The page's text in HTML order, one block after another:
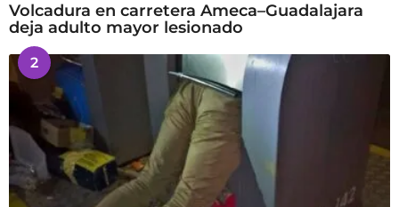
Volcadura en carretera Ameca–Guadalajara
deja adulto mayor lesionado
2